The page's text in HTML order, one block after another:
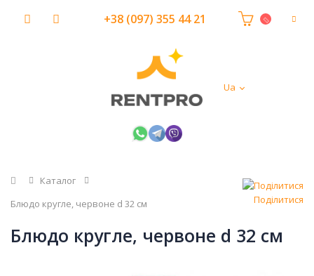
Ua
+38 (097) 355 44 21
Головна
Каталог
Блюдо кругле, червоне d 32 см
Поділитися
Блюдо кругле, червоне d 32 см